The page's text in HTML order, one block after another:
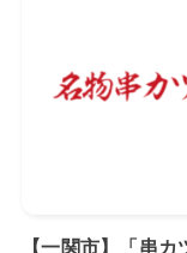
【一関市】「串